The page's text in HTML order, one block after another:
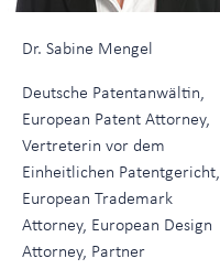
Dr. Sabine Mengel
Deutsche Patentanwältin,
European Patent Attorney,
Vertreterin vor dem
Einheitlichen Patentgericht,
European Trademark
Attorney, European Design
Attorney, Partner